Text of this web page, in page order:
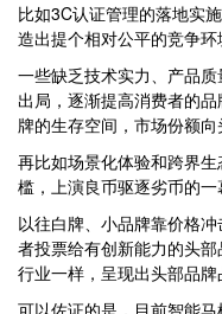
比如3C认证管理的落地实
造出提个相对公平的竞争环
一些缺乏技术实力、产品
出局，逐渐提高消费者的
牌的生存空间，市场份额向
再比如场景化体验和跨界
槛，上演良币驱逐劣币的一
以往白牌、小品牌靠价格
者投票给有创新能力的头
行业一样，呈现出头部品牌
可以佐证的是，目前智能